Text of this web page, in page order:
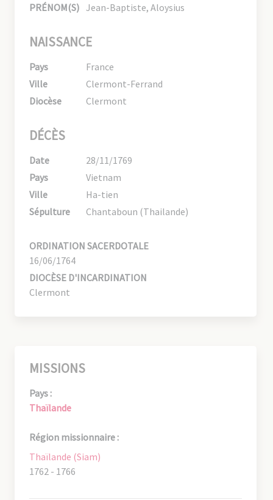
PRÉNOM(S) Jean-Baptiste, Aloysius
NAISSANCE
Pays
France
Ville
Clermont-Ferrand
Diocèse
Clermont
DÉCÈS
Date
28/11/1769
Pays
Vietnam
Ville
Ha-tien
Sépulture
Chantaboun (Thailande)
ORDINATION SACERDOTALE
16/06/1764
DIOCÈSE D'INCARDINATION
Clermont
MISSIONS
Pays :
Thaïlande
Région missionnaire :
Thaïlande (Siam)
1762 - 1766